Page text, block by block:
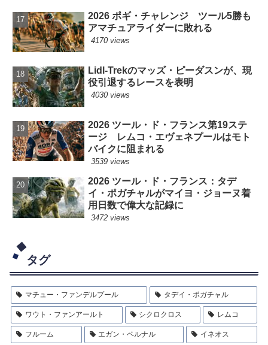
2026 ポギ・チャレンジ ツール5勝も
アマチュアライダーに敗れる
4170 views
Lidl-Trekのマッズ・ピーダスンが、現
役引退するレースを表明
4030 views
2026 ツール・ド・フランス第19ステ
ージ レムコ・エヴェネプールはモト
バイクに阻まれる
3539 views
2026 ツール・ド・フランス：タデ
イ・ポガチャルがマイヨ・ジョーヌ着
用日数で偉大な記録に
3472 views
タグ
マチュー・ファンデルプール タデイ・ポガチャル
ワウト・ファンアールト シクロクロス レムコ
フルーム エガン・ベルナル イネオス